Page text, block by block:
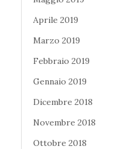
Aprile 2019
Marzo 2019
Febbraio 2019
Gennaio 2019
Dicembre 2018
Novembre 2018
Ottobre 2018